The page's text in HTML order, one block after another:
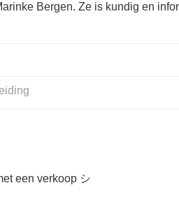
Bergen. Ze is kundig en
een verkoop シ